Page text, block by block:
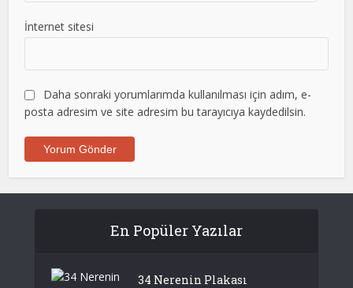
İnternet sitesi
Daha sonraki yorumlarımda kullanılması için adım, e-
posta adresim ve site adresim bu tarayıcıya kaydedilsin.
En Popüler Yazılar
34 Nerenin Plakası